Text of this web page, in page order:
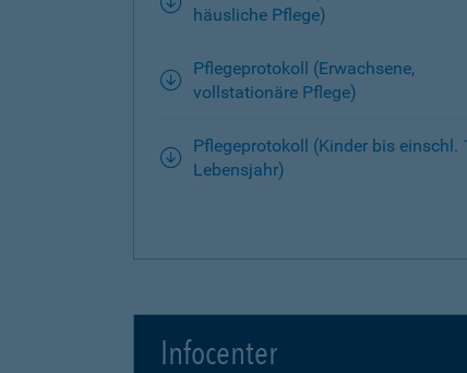
häusliche Pflege)
Pflegeprotokoll (Erwachsene,
vollstationäre Pflege)
Pflegeprotokoll (Kinder bis einschl.
Lebensjahr)
Infocenter